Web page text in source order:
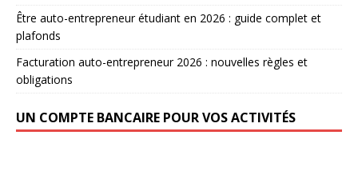
Être auto-entrepreneur étudiant en 2026 : guide complet et
plafonds
Facturation auto-entrepreneur 2026 : nouvelles règles et
obligations
UN COMPTE BANCAIRE POUR VOS ACTIVITÉS